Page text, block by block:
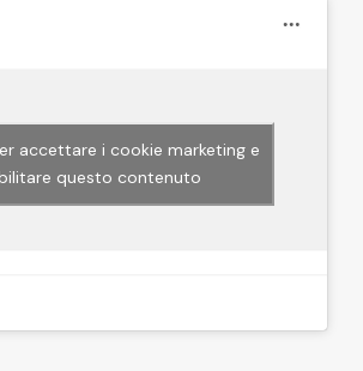
accettare i cookie marketing e
questo contenuto